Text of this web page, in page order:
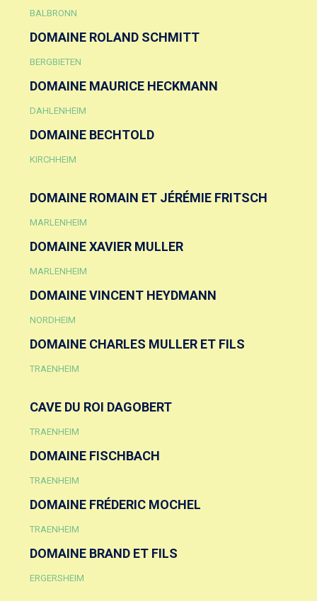
BALBRONN
DOMAINE ROLAND SCHMITT
BERGBIETEN
DOMAINE MAURICE HECKMANN
DAHLENHEIM
DOMAINE BECHTOLD
KIRCHHEIM
DOMAINE ROMAIN ET JÉRÉMIE FRITSCH
MARLENHEIM
DOMAINE XAVIER MULLER
MARLENHEIM
DOMAINE VINCENT HEYDMANN
NORDHEIM
DOMAINE CHARLES MULLER ET FILS
TRAENHEIM
CAVE DU ROI DAGOBERT
TRAENHEIM
DOMAINE FISCHBACH
TRAENHEIM
DOMAINE FRÉDERIC MOCHEL
TRAENHEIM
DOMAINE BRAND ET FILS
ERGERSHEIM